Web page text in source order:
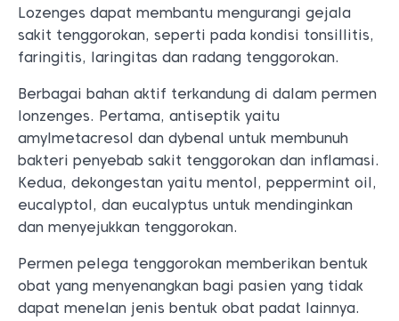
Lozenges dapat membantu mengurangi gejala
sakit tenggorokan, seperti pada kondisi tonsillitis,
faringitis, laringitas dan radang tenggorokan.
Berbagai bahan aktif terkandung di dalam permen
lonzenges. Pertama, antiseptik yaitu
amylmetacresol dan dybenal untuk membunuh
bakteri penyebab sakit tenggorokan dan inflamasi.
Kedua, dekongestan yaitu mentol, peppermint oil,
eucalyptol, dan eucalyptus untuk mendinginkan
dan menyejukkan tenggorokan.
Permen pelega tenggorokan memberikan bentuk
obat yang menyenangkan bagi pasien yang tidak
dapat menelan jenis bentuk obat padat lainnya.